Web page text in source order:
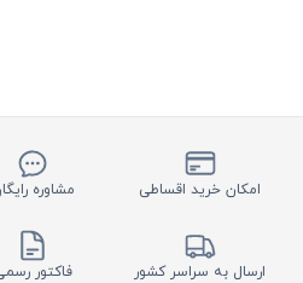
امکان خرید اقساطی مشاوره
ارسال به سراسر کشور فاکتور